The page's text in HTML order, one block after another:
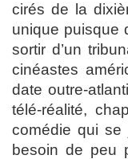
cirés de la
unique puisque
sortir d’un
cinéastes
date outre-
télé-réalité,
comédie qui se
besoin de peu